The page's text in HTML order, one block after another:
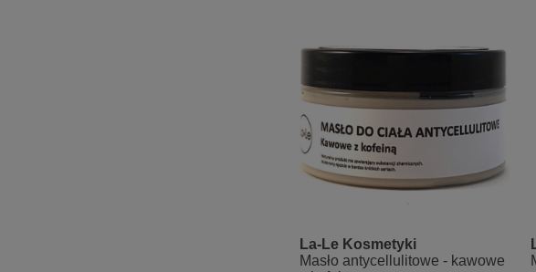
La-Le Kosmetyki
Masło antycellulitowe - kawowe